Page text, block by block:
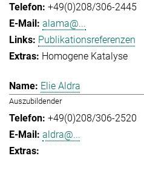
+49(0)208/306-2445
alama@...
Publikationsreferenzen
Homogene Katalyse
Elie Aldra
Auszubildender
+49(0)208/306-2520
aldra@...